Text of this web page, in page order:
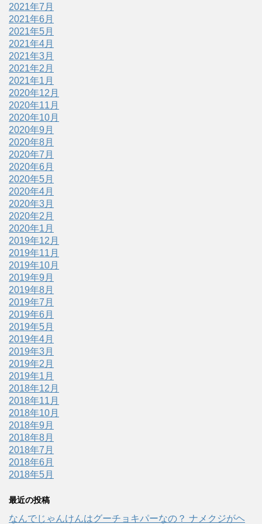
2021年7月
2021年6月
2021年5月
2021年4月
2021年3月
2021年2月
2021年1月
2020年12月
2020年11月
2020年10月
2020年9月
2020年8月
2020年7月
2020年6月
2020年5月
2020年4月
2020年3月
2020年2月
2020年1月
2019年12月
2019年11月
2019年10月
2019年9月
2019年8月
2019年7月
2019年6月
2019年5月
2019年4月
2019年3月
2019年2月
2019年1月
2018年12月
2018年11月
2018年10月
2018年9月
2018年8月
2018年7月
2018年6月
2018年5月
最近の投稿
なんでじゃんけんはグーチョキパーなの？ ナメクジがヘ